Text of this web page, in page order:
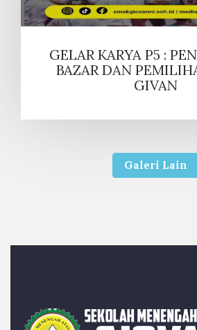
GELAR KARYA P5 :
BAZAR DAN
GIVAN
Galeri Lain